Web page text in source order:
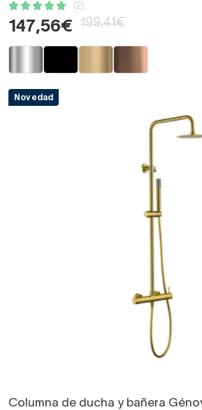
(2)
147,56€ 199,41€
Novedad
Columna de ducha y bañera